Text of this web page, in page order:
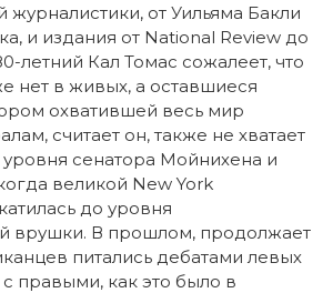
журналистики, от Уильяма Бакли
и издания от National Review до
летний Кал Томас сожалеет, что
нет в живых, а оставшиеся
охватившей весь мир
считает он, также не хватает
уровня сенатора Мойнихена и
великой New York
до уровня
врушки. В прошлом, продолжает
питались дебатами левых
с правыми, как это было в